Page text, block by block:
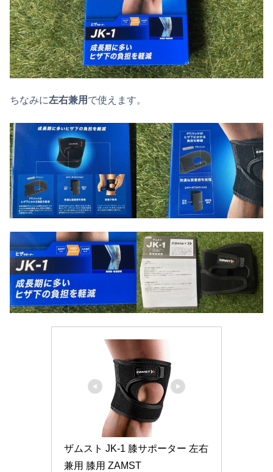
ちなみに左右兼用 で使えます。
ザムスト JK-1 膝サポーター 左右
兼用 膝用 ZAMST